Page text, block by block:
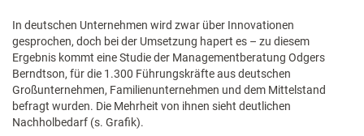
In deutschen Unternehmen wird zwar über Innovationen
gesprochen, doch bei der Umsetzung hapert es – zu diesem
Ergebnis kommt eine Studie der Managementberatung Odgers
Berndtson, für die 1.300 Führungskräfte aus deutschen
Großunternehmen, Familienunternehmen und dem Mittelstand
befragt wurden. Die Mehrheit von ihnen sieht deutlichen
Nachholbedarf (s. Grafik).